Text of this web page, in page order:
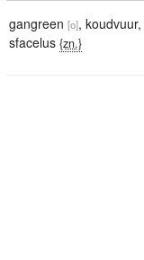
gangreen [o], koudvuur,
sfacelus {zn.}